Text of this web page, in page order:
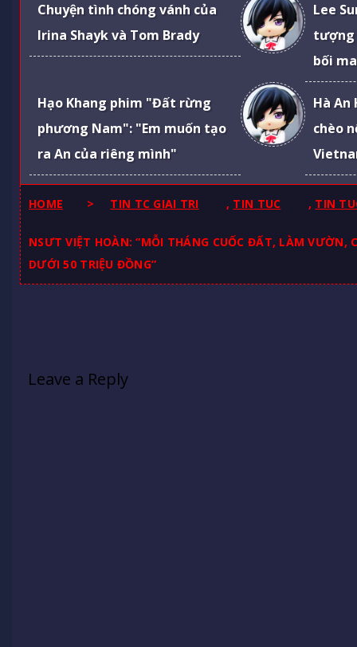
Chuyện tình chóng vánh của
Irina Shayk và Tom Brady
Lee
tượng
bối
Hạo Khang phim "Đất rừng
phương Nam": "Em muốn tạo
ra An của riêng mình"
Hà An
chèo
HOME > TIN TC GIAI TRI , TIN TUC , TIN
NSƯT VIỆT HOÀN: “MỖI THÁNG CUỐC ĐẤT, LÀM VƯỜN,
DƯỚI 50 TRIỆU ĐỒNG”
Leave a Reply